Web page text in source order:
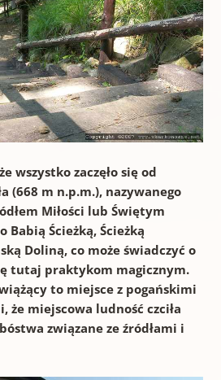
wszystko zaczęło się od
(668 m n.p.m.), nazywanego
Miłości lub Świętym
Babią Ścieżką, Ścieżką
Doliną, co może świadczyć o
tutaj praktykom magicznym.
to miejsce z pogańskimi
że miejscowa ludność czciła
związane ze źródłami i